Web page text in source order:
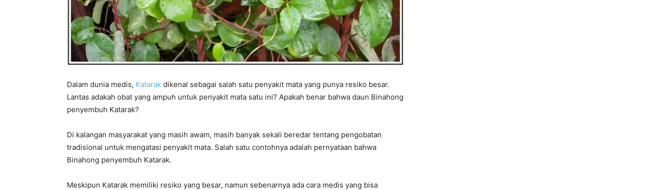
Dalam dunia medis, Katarak dikenal sebagai salah satu penyakit mata yang punya resiko besar.
Lantas adakah obat yang ampuh untuk penyakit mata satu ini? Apakah benar bahwa daun Binahong
penyembuh Katarak?
Di kalangan masyarakat yang masih awam, masih banyak sekali beredar tentang pengobatan
tradisional untuk mengatasi penyakit mata. Salah satu contohnya adalah pernyataan bahwa
Binahong penyembuh Katarak.
Meskipun Katarak memiliki resiko yang besar, namun sebenarnya ada cara medis yang bisa